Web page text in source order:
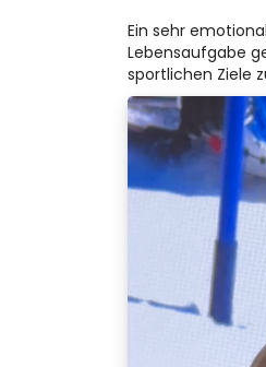
Ein sehr
Lebensaufgabe
sportlichen Ziele